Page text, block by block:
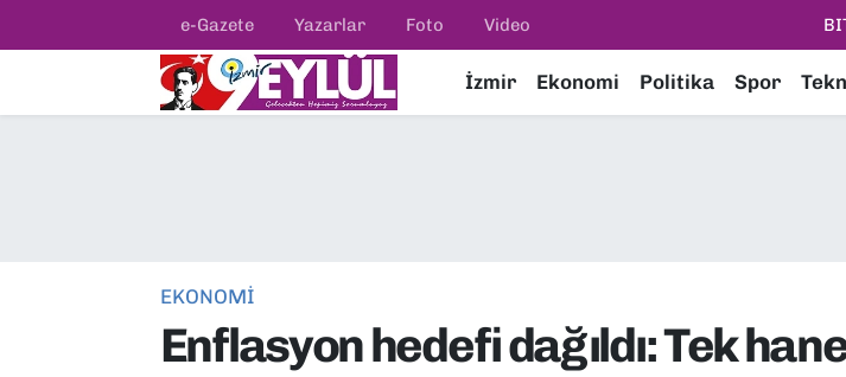
e-Gazete Yazarlar Foto Video
İzmir Ekonomi Politika Spor
EKONOMİ
Enflasyon hedefi dağıldı: Tek
Resmi İlanlar
EKONOMİ
Konak Nöbetçi Eczaneler
Tüm Manşetler